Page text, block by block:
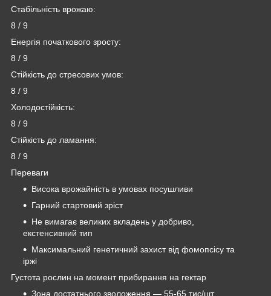
Стабільність врожаю:
8 / 9
Енергія початкового зросту:
8 / 9
Стійкість до стресових умов:
8 / 9
Холодостійкість:
8 / 9
Стійкість до ламання:
8 / 9
Переваги
Висока врожайність в умовах посушливи
Гарний стартовий зріст
Не вимагає великих вкладень у добриво,
екстенсивний тип
Максимальний генетичний захист від фомопсісу та
іржі
Густота рослин на момент прибирання на гектар
Зона достатнього зволоження — 55-65 тис/шт.